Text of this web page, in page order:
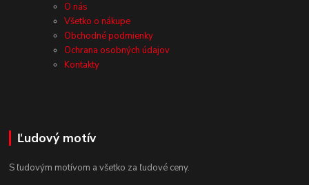
O nás
Všetko o nákupe
Obchodné podmienky
Ochrana osobných údajov
Kontakty
Ľudový motív
S ľudovým motívom a všetko za ľudové ceny.